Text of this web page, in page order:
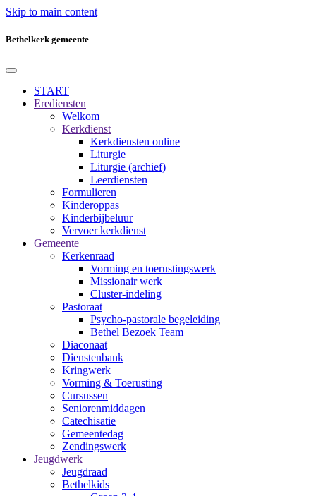
Skip to main content
Bethelkerk gemeente
START
Erediensten
Welkom
Kerkdienst
Kerkdiensten online
Liturgie
Liturgie (archief)
Leerdiensten
Formulieren
Kinderoppas
Kinderbijbeluur
Vervoer kerkdienst
Gemeente
Kerkenraad
Vorming en toerustingswerk
Missionair werk
Cluster-indeling
Pastoraat
Psycho-pastorale begeleiding
Bethel Bezoek Team
Diaconaat
Dienstenbank
Kringwerk
Vorming & Toerusting
Cursussen
Seniorenmiddagen
Catechisatie
Gemeentedag
Zendingswerk
Jeugdwerk
Jeugdraad
Bethelkids